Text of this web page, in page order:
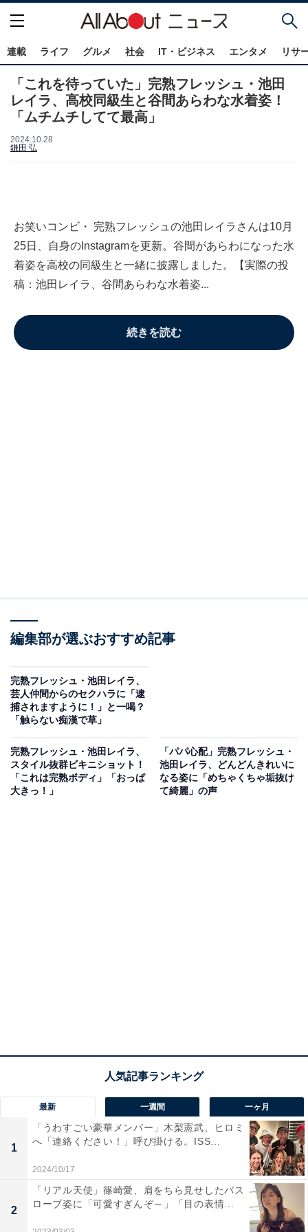
連載 ライフ グルメ 社会 IT・ビジネス エンタメ リサ
「これを待っていた」完熟フレッシュ・池田
レイラ、高校同級生と谷間あらわな水着姿！
「ムチムチしてて最高」
2024.10.28
鎌田 弘
お笑いコンビ・ 完熟フレッシュの池田レイラさんは10月
25日、自身のInstagramを更新。谷間があらわになった水
着姿を高校の同級生と一緒に披露しました。【実際の投
稿：池田レイラ、谷間あらわな水着姿...
続きを読む
編集部が選ぶおすすめ記事
完熟フレッシュ・池田レイラ、
芸人仲間からのセクハラに「逮
捕されますように！」と一喝？
「触らない痴漢で草」
完熟フレッシュ・池田レイラ、
スタイル抜群ビキニショット！
「これは完熟ボディ」「おっぱ
大きっ！」
「パパ心配」完熟フレッシュ・
池田レイラ、どんどんきれいに
なる姿に「めちゃくちゃ垢抜け
て綺麗」の声
最新 一週間 一ヶ月
1
「うわすごい豪華メンバー」木梨憲武、ヒロミ
へ「連絡ください！」呼び掛ける。ISS...
2024/10/17
2
「リアル天使」篠崎愛、肩をちら見せしたバス
ローブ姿に「可愛すぎんぞ～」「目の表情...